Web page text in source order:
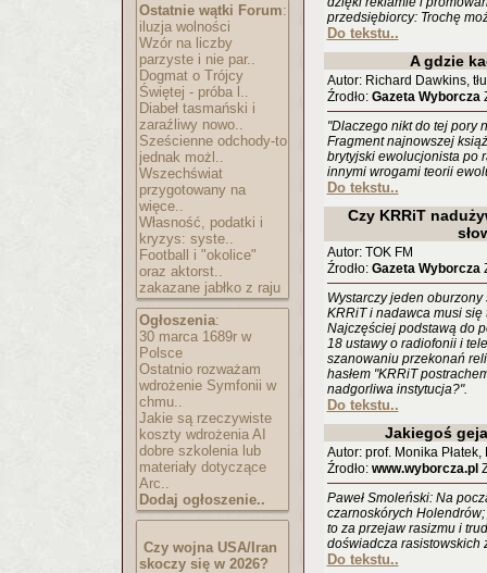
Ostatnie wątki Forum:
iluzja wolności
Wzór na liczby
parzyste i nie par..
Dogmat o Trójcy
Świętej - próba l..
Diabeł tasmański i
zaraźliwy nowo..
Sześcienne odchody-to
jednak możl..
Wszechświat
przygotowany na
więce..
Własność, podatki i
kryzys: syste..
Football i "okolice"
oraz aktorst..
zakazane jabłko z raju
Ogłoszenia:
30 marca 1689r w
Polsce
Ostatnio rozważam
wdrożenie Symfonii w
chmu..
Jakie są rzeczywiste
koszty wdrożenia AI
dobre szkolenia lub
materiały dotyczące
Arc..
Dodaj ogłoszenie..
Czy wojna USA/Iran
skoczy się w 2026?
przedsiębiorcy: Trochę
Do tekstu..
A gdzie
Autor: Richard Dawkins,
Źrodło: Gazeta Wyborcza
"Dlaczego nikt do tej pory
Fragment najnowszej
brytyjski ewolucjonista po
innymi wrogami teorii
Do tekstu..
Czy KRRiT
Autor: TOK FM
Źrodło: Gazeta Wyborcza
Wystarczy jeden
KRRiT i nadawca musi się
Najczęściej podstawą do
18 ustawy o radiofonii i
szanowaniu przekonań
hasłem "KRRiT
nadgorliwa instytucja?".
Do tekstu..
Jakiegoś
Autor: prof. Monika Płatek,
Źrodło: www.wyborcza.pl
Paweł Smoleński: Na
czarnoskórych
to za przejaw rasizmu i
doświadcza rasistowskich
Do tekstu..